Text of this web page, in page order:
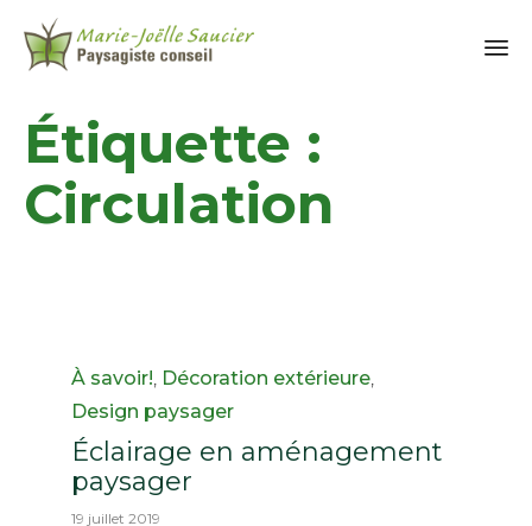
Étiquette :
Circulation
Category
À savoir!, Décoration extérieure,
Design paysager
Éclairage en aménagement
paysager
19 juillet 2019